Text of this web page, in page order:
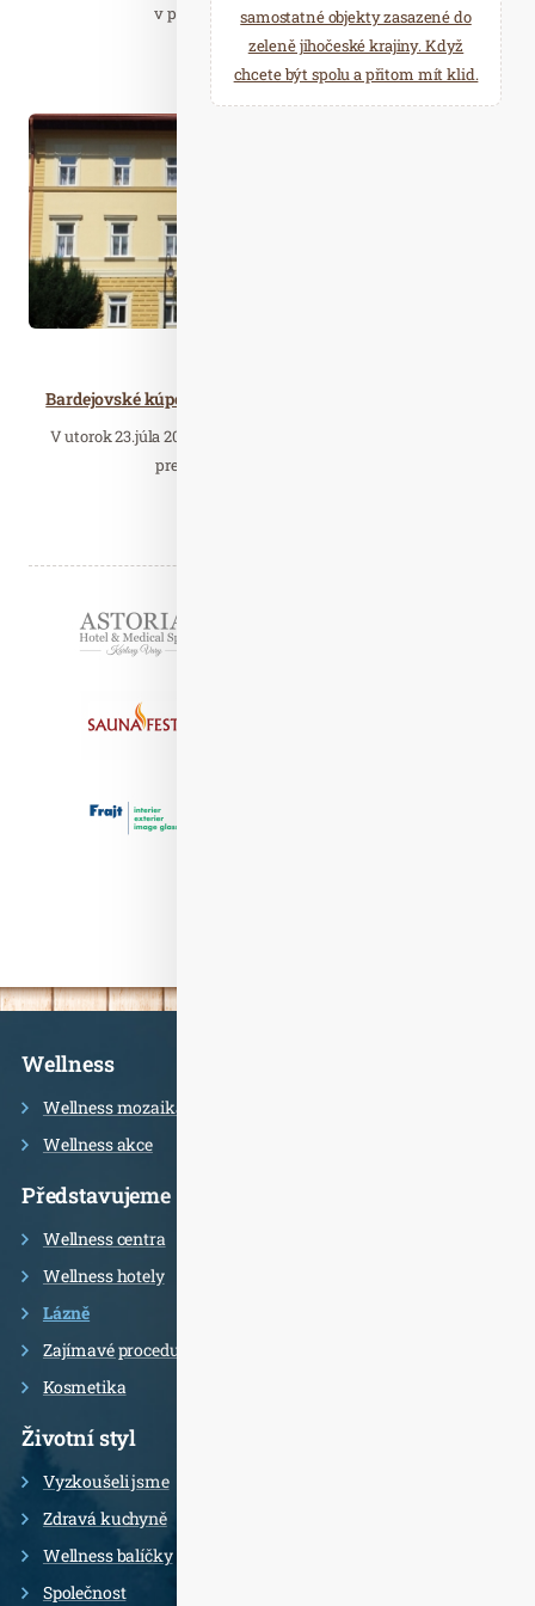
v parní lázni. Hýčkat své tělo i…
Bardejovské kúpele otvorili renovovaného PROMINENTA
V utorok 23.júla 2020 v Bardejovských kúpeľoch, a.s., v Balneo
prevádzke slávnostne otvorili…
samostatné objekty zasazené do
zeleně jihočeské krajiny. Když
chcete být spolu a přitom mít klid.
Informace
Wellness
Wellness mozaika
Wellness akce
Představujeme
Wellness centra
Wellness hotely
Lázně
Zajímavé procedury
Kosmetika
Životní styl
Vyzkoušeli jsme
Zdravá kuchyně
Wellness balíčky
Společnost